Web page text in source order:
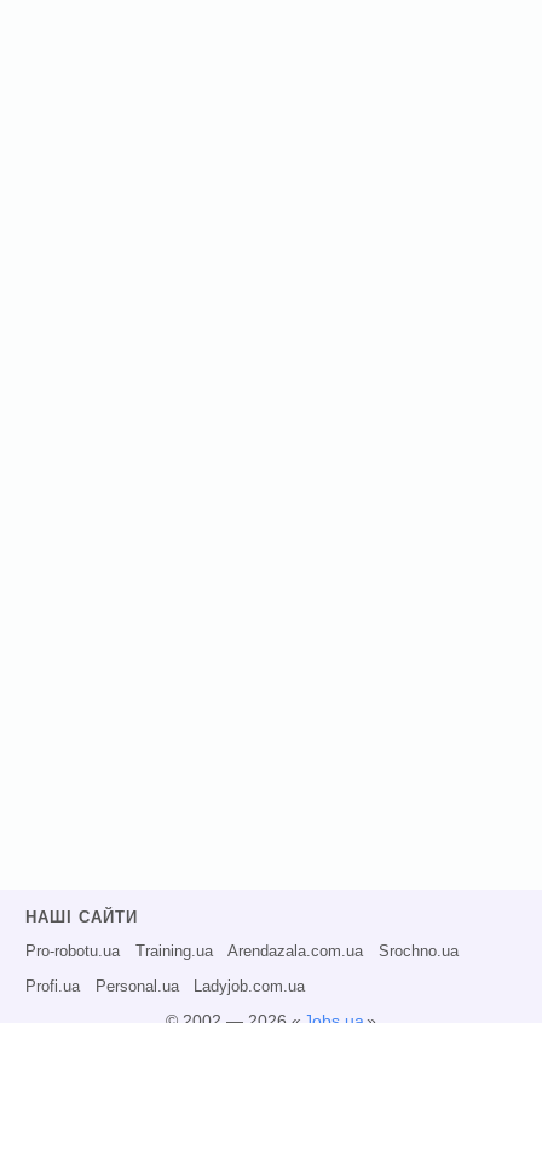
НАШІ САЙТИ
Pro-robotu.ua Training.ua Arendazala.com.ua Srochno.ua
Profi.ua Personal.ua Ladyjob.com.ua
© 2002 — 2026 « Jobs.ua»